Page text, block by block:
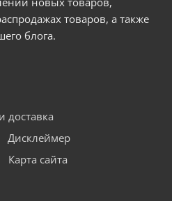
товаров, а также
блога.
доставка
Дисклеймер
Карта сайта